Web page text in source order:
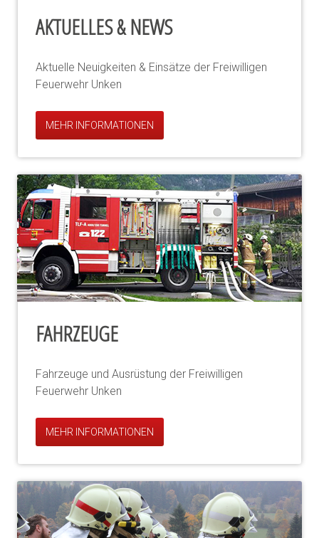
AKTUELLES & NEWS
Aktuelle Neuigkeiten & Einsätze der Freiwilligen
Feuerwehr Unken
MEHR INFORMATIONEN
FAHRZEUGE
Fahrzeuge und Ausrüstung der Freiwilligen
Feuerwehr Unken
MEHR INFORMATIONEN